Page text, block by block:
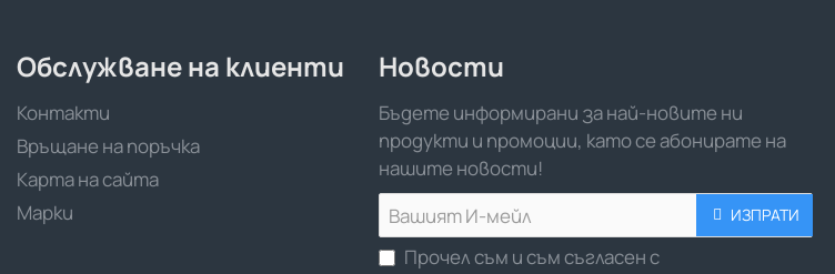
Обслужване на клиенти
Контакти
Връщане на поръчка
Карта на сайта
Марки
Новости
Бъдете информирани за най-новите ни
продукти и промоции, като се абонирате на
нашите новости!
Вашият
И-
мейл
ИЗПРАТИ
Прочел съм и съм съгласен с